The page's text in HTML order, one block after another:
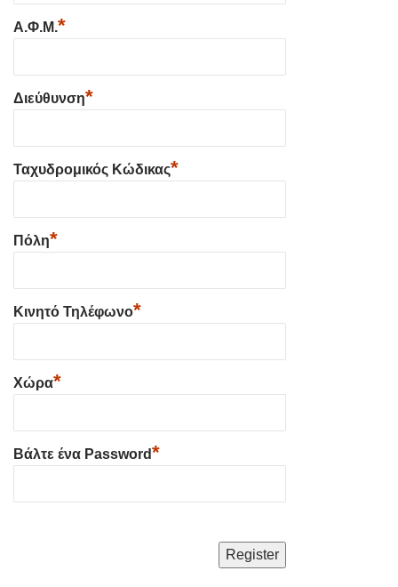
Α.Φ.Μ.*
Διεύθυνση*
Ταχυδρομικός Κώδικας*
Πόλη*
Κινητό Τηλέφωνο*
Χώρα*
Βάλτε ένα Password*